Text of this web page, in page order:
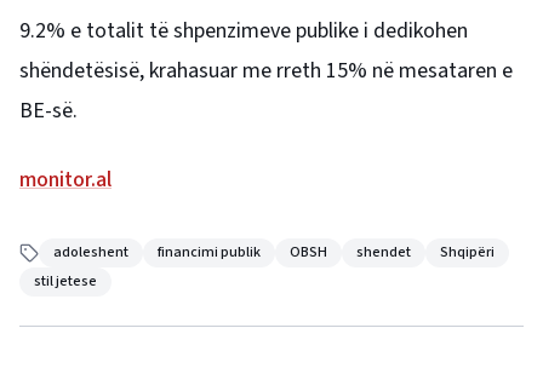
9.2% e totalit të shpenzimeve publike i dedikohen
shëndetësisë, krahasuar me rreth 15% në mesataren e
BE-së.
monitor.al
adoleshent financimi publik OBSH shendet
Shqipëri
stil jetese